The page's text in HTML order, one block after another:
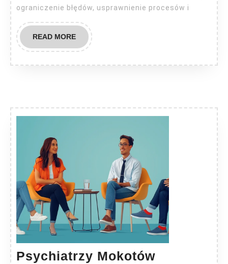
ograniczenie błędów, usprawnienie procesów i
READ MOREREAD
MORE
Psychiatrzy Mokotów